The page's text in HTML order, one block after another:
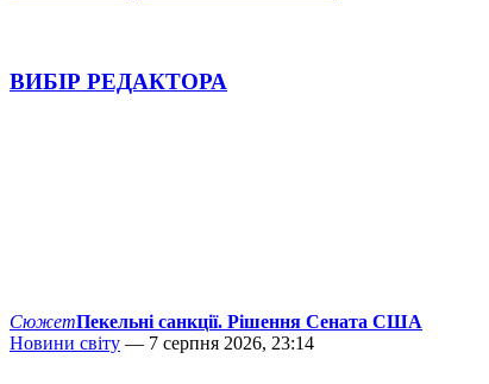
ВИБІР РЕДАКТОРА
СюжетПекельні санкції. Рішення Сената США
Новини світу — 7 серпня 2026, 23:14